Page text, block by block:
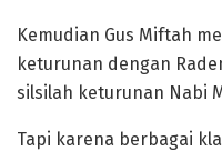
Kemudian Gus Miftah
keturunan dengan
silsilah keturunan Nabi
Tapi karena berbagai